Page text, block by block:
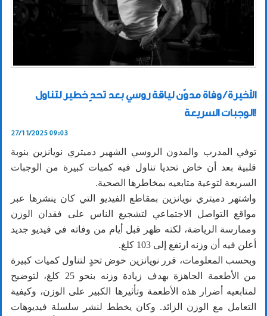
الأخيرة / وفاة مدوّن لياقة روسي بعد تحدٍ خطير لتناول
الوجبات السريعة!
27/11/2025 09:03
توفي المدرب والمدون الروسي الشهير دميتري نويانزين بنوبة
قلبية بعد أن خاض تحديا تناول فيه كميات كبيرة من الوجبات
السريعة لتوعية متابعيه بمخاطرها الصحية.
واشتهر دميتري نويانزين بمقاطع الفيديو التي كان ينشرها عبر
مواقع التواصل الاجتماعي لتشجيع الناس على فقدان الوزن
وممارسة الرياضة، لكنه ظهر قبل أيام من وفاته في فيديو جديد
أعلن فيه أن وزنه ارتفع إلى 103 كلغ.
وبحسب المعلومات، قرر نويانزين خوض تحدٍ لتناول كميات كبيرة
من الأطعمة الجاهزة بهدف زيادة وزنه بنحو 25 كلغ، لتوضيح
لمتابعيه أضرار هذه الأطعمة وتأثيرها الكبير على الوزن، وكيفية
التعامل مع الوزن الزائد. وكان يخطط لنشر سلسلة فيديوهات